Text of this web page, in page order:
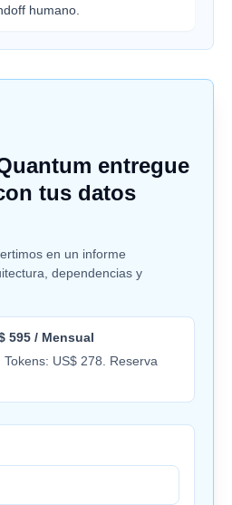
humano.
entregue
tus datos
en un informe
dependencias y
595 / Mensual
US$ 278. Reserva